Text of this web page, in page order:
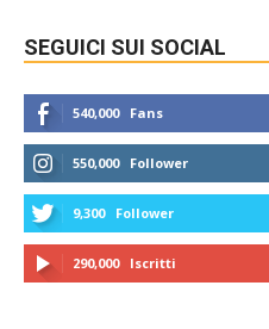
SEGUICI SUI SOCIAL
540,000 Fans
550,000 Follower
9,300 Follower
290,000 Iscritti